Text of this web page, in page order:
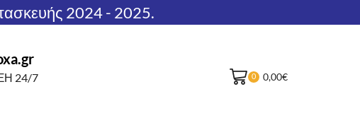
2024 - 2025.
24/7 0 0,00€